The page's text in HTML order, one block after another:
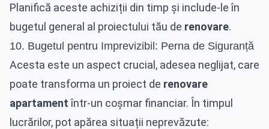
Planifică aceste achiziții din timp și include-le în
bugetul general al proiectului tău de renovare.
10. Bugetul pentru Imprevizibil: Perna de Siguranță
Acesta este un aspect crucial, adesea neglijat, care
poate transforma un proiect de renovare
apartamentîntr-un coșmar financiar. În timpul
lucrărilor, pot apărea situații neprevăzute: